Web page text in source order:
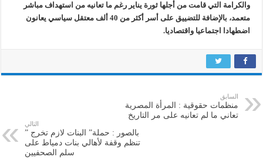
والكرامة التي قامت من أجلها ثورة يناير رغم ما تعانيه من استهداف مباشر
متعمد، بالإضافة للتضييق على أسر أكثر من 40 ألف معتقل سياسي يعانون
اضطهادا اجتماعيا واقتصاديا.
السابق
منظمات حقوقية : المرأة المصرية
تعاني ما لم تعانيه على مر التاريخ
التالي
بالصور : حملة” البنات لازم تخرج ”
تنظم وقفة لأهالي بنات دمياط على
سلم الصحفيين